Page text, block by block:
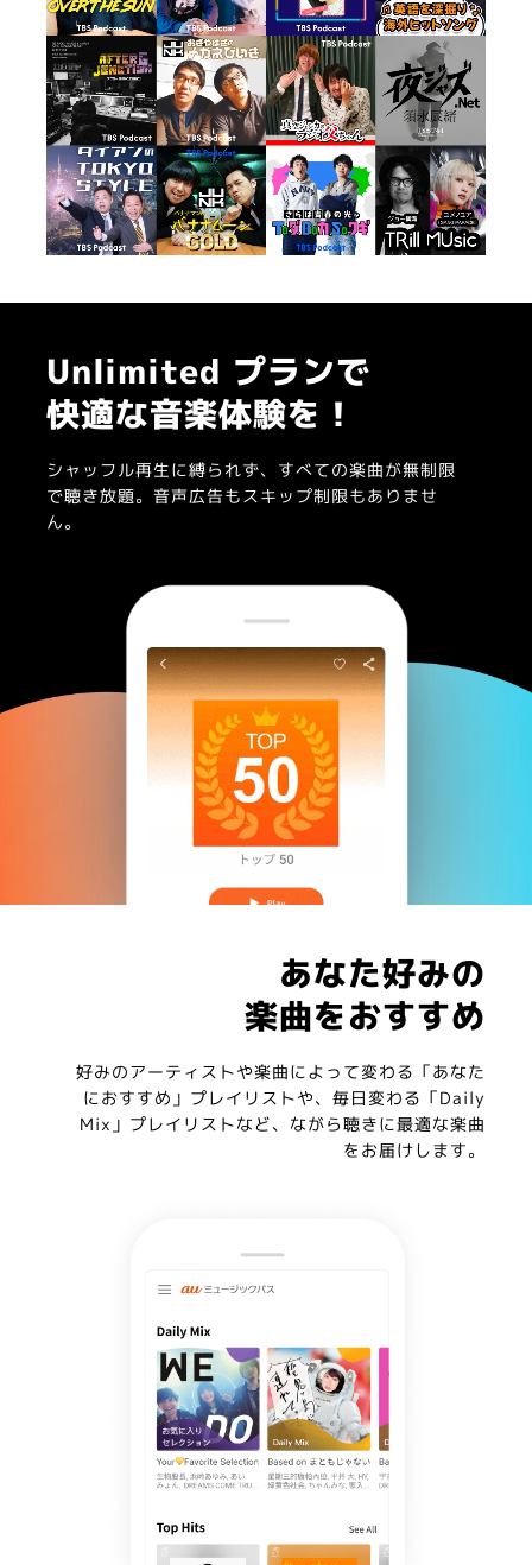
Unlimited プランで
快適な音楽体験を！
シャッフル再生に縛られず、すべての楽曲が無制限
で聴き放題。音声広告もスキップ制限もありませ
ん。
あなた好みの
楽曲をおすすめ
好みのアーティストや楽曲によって変わる「あなた
におすすめ」プレイリストや、毎日変わる「Daily
Mix」プレイリストなど、ながら聴きに最適な楽曲
をお届けします。